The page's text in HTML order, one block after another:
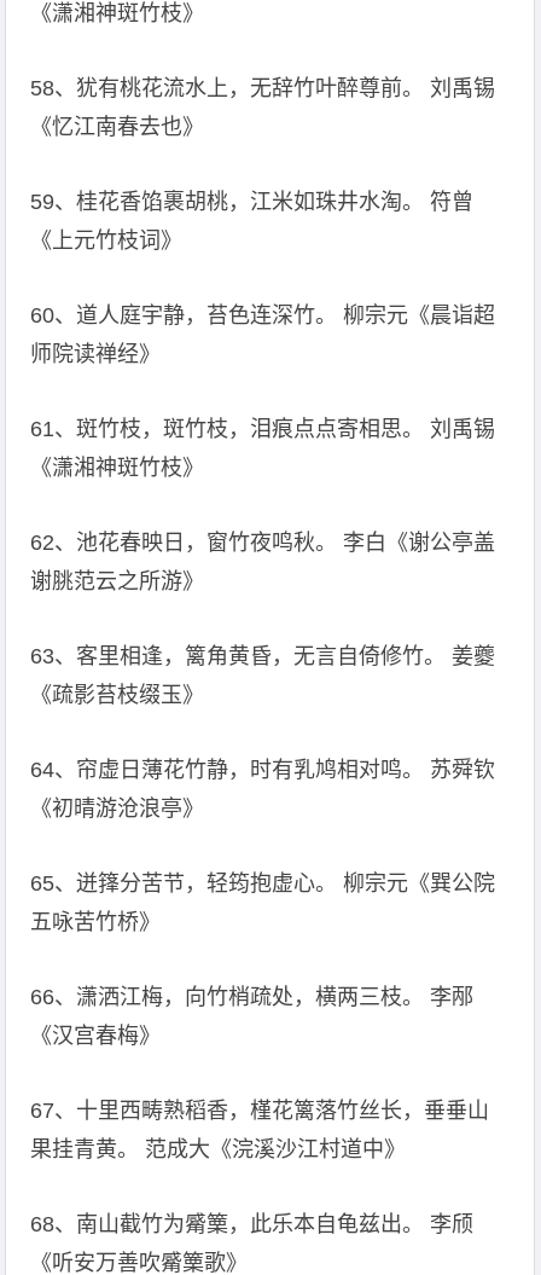
《潇湘神斑竹枝》
58、犹有桃花流水上，无辞竹叶醉尊前。 刘禹锡
《忆江南春去也》
59、桂花香馅裹胡桃，江米如珠井水淘。 符曾
《上元竹枝词》
60、道人庭宇静，苔色连深竹。 柳宗元《晨诣超
师院读禅经》
61、斑竹枝，斑竹枝，泪痕点点寄相思。 刘禹锡
《潇湘神斑竹枝》
62、池花春映日，窗竹夜鸣秋。 李白《谢公亭盖
谢脁范云之所游》
63、客里相逢，篱角黄昏，无言自倚修竹。 姜夔
《疏影苔枝缀玉》
64、帘虚日薄花竹静，时有乳鸠相对鸣。 苏舜钦
《初晴游沧浪亭》
65、迸箨分苦节，轻筠抱虚心。 柳宗元《巽公院
五咏苦竹桥》
66、潇洒江梅，向竹梢疏处，横两三枝。 李邴
《汉宫春梅》
67、十里西畴熟稻香，槿花篱落竹丝长，垂垂山
果挂青黄。 范成大《浣溪沙江村道中》
68、南山截竹为觱篥，此乐本自龟兹出。 李颀
《听安万善吹觱篥歌》